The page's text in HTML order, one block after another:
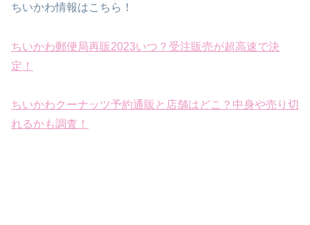
ちいかわ情報はこちら！
ちいかわ郵便局再販2023いつ？受注販売が超高速で決
定！
ちいかわクーナッツ予約通販と店舗はどこ？中身や売り切
れるかも調査！